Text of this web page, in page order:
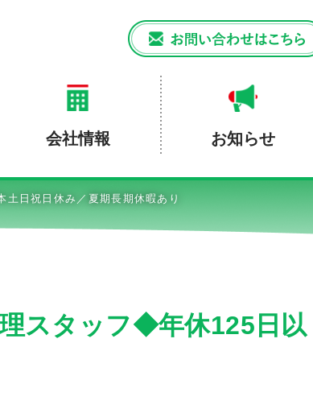
会社情報 お知らせ
日祝日休み／夏期長期休暇あり
理スタッフ◆年休125日以